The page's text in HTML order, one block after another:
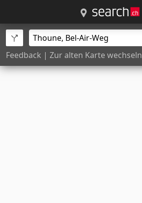
Feedback | Zur alten Karte wechseln